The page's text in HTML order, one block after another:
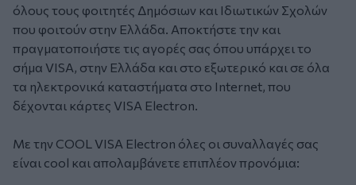
όλους τους φοιτητές Δημόσιων και Ιδιωτικών Σχολών
που φοιτούν στην Ελλάδα. Αποκτήστε την και
πραγματοποιήστε τις αγορές σας όπου υπάρχει το
σήμα VISA, στην Ελλάδα και στο εξωτερικό και σε όλα
τα ηλεκτρονικά καταστήματα στο Internet, που
δέχονται κάρτες VISA Electron.
Με την COOL VISA Electron όλες οι συναλλαγές σας
είναι cool και απολαμβάνετε επιπλέον προνόμια: